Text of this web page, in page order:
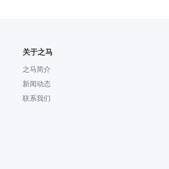
关于之马
之马简介
新闻动态
联系我们